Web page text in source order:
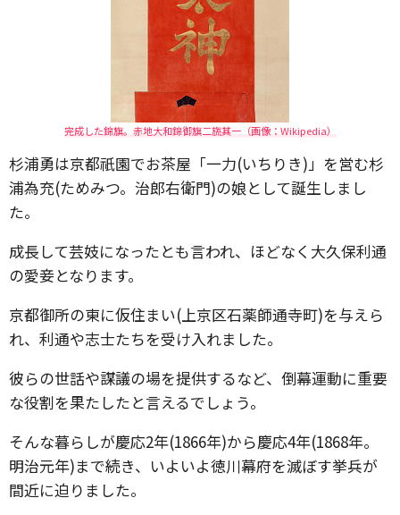
完成した錦旗。赤地大和錦御旗二旒其一（画像：Wikipedia）
杉浦勇は京都祇園でお茶屋「一力(いちりき)」を営む杉
浦為充(ためみつ。治郎右衛門)の娘として誕生しまし
た。
成長して芸妓になったとも言われ、ほどなく大久保利通
の愛妾となります。
京都御所の東に仮住まい(上京区石薬師通寺町)を与えら
れ、利通や志士たちを受け入れました。
彼らの世話や謀議の場を提供するなど、倒幕運動に重要
な役割を果たしたと言えるでしょう。
そんな暮らしが慶応2年(1866年)から慶応4年(1868年。
明治元年)まで続き、いよいよ徳川幕府を滅ぼす挙兵が
間近に迫りました。